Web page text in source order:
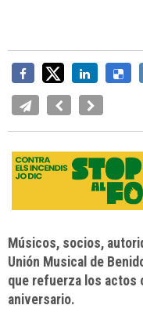
Músicos, socios,
Unión Musical de
que refuerza los actos
aniversario.